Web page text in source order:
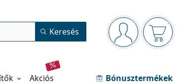
Navigációs panel
Bejelentkezve
Kosara
Keresés
akciós Bónusztermékek